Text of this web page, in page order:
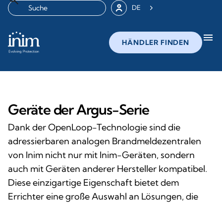
DE
HÄNDLER FINDEN menu
Geräte der Argus-Serie
Dank der OpenLoop-Technologie sind die
adressierbaren analogen Brandmeldezentralen
von Inim nicht nur mit Inim-Geräten, sondern
auch mit Geräten anderer Hersteller kompatibel.
Diese einzigartige Eigenschaft bietet dem
Errichter eine große Auswahl an Lösungen, die